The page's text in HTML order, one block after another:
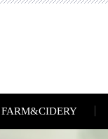
FARM&CIDERY